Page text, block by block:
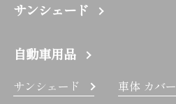
サンシェード
自動車用品
サンシェード 車体 カバー